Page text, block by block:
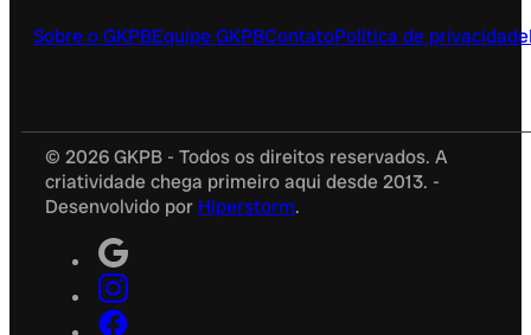
Sobre o GKPBEquipe GKPBContatoPolítica de privacidade
© 2026 GKPB - Todos os direitos reservados. A
criatividade chega primeiro aqui desde 2013. -
Desenvolvido por Hiperstorm.